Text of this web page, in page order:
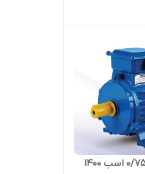
الکتروموتور گوانگجو 0/75 اسب 1400